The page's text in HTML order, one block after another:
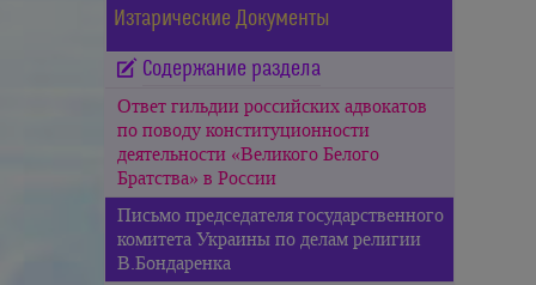
Изтарические Документы
Содержание раздела
Ответ гильдии российских адвокатов
по поводу конституционности
деятельности «Великого Белого
Братства» в России
Письмо председателя государственного
комитета Украины по делам религии
В.Бондаренка